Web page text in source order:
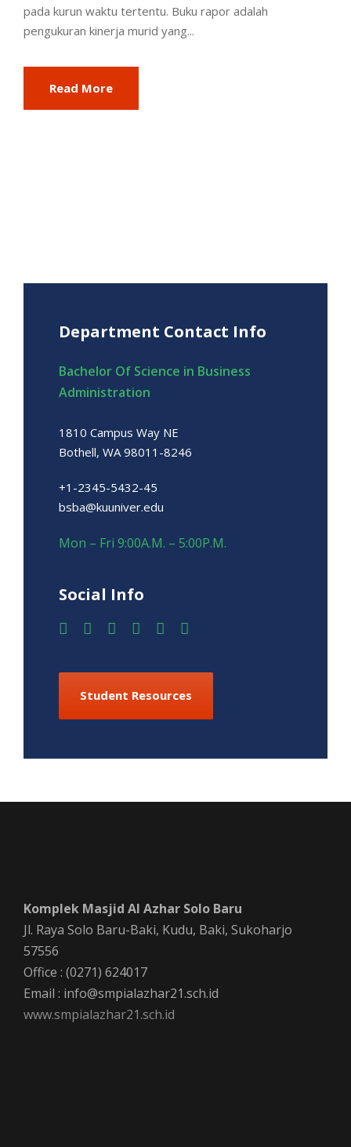
pada kurun waktu tertentu. Buku rapor adalah
pengukuran kinerja murid yang...
Read More
Department Contact Info
Bachelor Of Science in Business
Administration
1810 Campus Way NE
Bothell, WA 98011-8246
+1-2345-5432-45
bsba@kuuniver.edu
Mon – Fri 9:00A.M. – 5:00P.M.
Social Info
Student Resources
Komplek Masjid Al Azhar Solo Baru
Jl. Raya Solo Baru-Baki, Kudu, Baki, Sukoharjo
57556
Office : (0271) 624017
Email : info@smpialazhar21.sch.id
www.smpialazhar21.sch.id